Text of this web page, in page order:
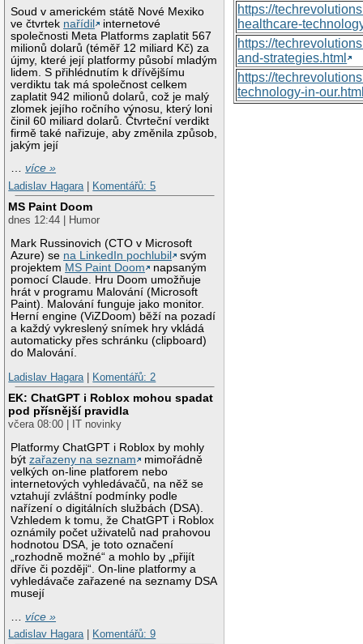
Soud v americkém státě Nové Mexiko
ve čtvrtek nařídil
internetové
společnosti Meta Platforms zaplatit 567
milionů dolarů (téměř 12 miliard Kč) za
újmy, které její platformy působí mladým
lidem. S přihlédnutím k dřívějšímu
verdiktu tak má společnost celkem
zaplatit 942 milionů dolarů, což je malý
zlomek jejího ročního výnosu, který loni
činil 60 miliard dolarů. Čtvrteční verdikt
firmě také nařizuje, aby změnila způsob,
jakým její
…více »
Ladislav Hagara
Komentářů: 5
MS Paint Doom
dnes 12:44 | Humor
Mark Russinovich (CTO v Microsoft
Azure) se na LinkedIn pochlubil
svým
projektem MS Paint Doom
napsaným
pomocí Claude. Hru Doom umožňuje
hrát v programu Malování (Microsoft
Paint). Malování funguje jako monitor.
Herní engine (ViZDoom) běží na pozadí
a každý vykreslený snímek hry vkládá
automaticky přes schránku (clipboard)
do Malování.
Ladislav Hagara
Komentářů: 2
EK: ChatGPT i Roblox mohou spadat
pod přísnější pravidla
včera 08:00 | IT novinky
Platformy ChatGPT i Roblox by mohly
býtzařazeny na seznam
mimořádně
velkých on-line platforem nebo
internetových vyhledávačů, na něž se
vztahují zvláštní podmínky podle
nařízení o digitálních službách (DSA).
Vzhledem k tomu, že ChatGPT i Roblox
oznámily počet uživatelů nad prahovou
hodnotou DSA, je toto označení
„rozhodně možné“ a mohlo by „přijít
dříve či později“. On-line platformy a
vyhledávače zařazené na seznamy DSA
musejí
…více »
Ladislav Hagara| Komentářů: 9
https://
healthcare-
https://
and-strategies.html
https://
technology-in-